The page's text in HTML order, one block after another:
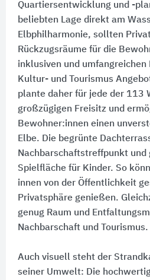
Quartiersentwicklung und -
beliebten Lage direkt am
Elbphilharmonie, sollten
Rückzugsräume für die
inklusiven und
Kultur- und Tourismus
plante daher für jede der 113
großzügigen Freisitz und
Bewohner:​innen einen
Elbe. Die begrünte
Nachbarschaftstreffpunkt und
Spielfläche für Kinder. So
innen von der Öffentlichkeit
Privatsphäre genießen.
genug Raum und
Nachbarschaft und Tourismus.
Auch visuell steht der
seiner Umwelt:​ Die